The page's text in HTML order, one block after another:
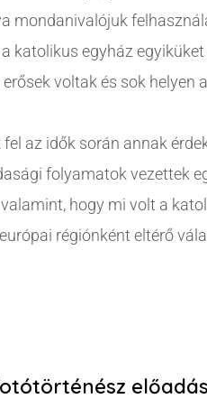
mondanivalójuk
katolikus egyház
voltak és sok helyen
az idők során annak
folyamatok vezettek
hogy mi volt a
régiónként eltérő